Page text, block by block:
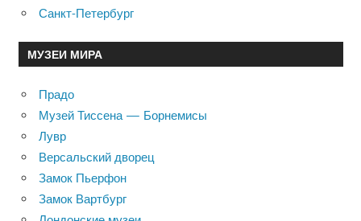
Санкт-Петербург
МУЗЕИ МИРА
Прадо
Музей Тиссена — Борнемисы
Лувр
Версальский дворец
Замок Пьерфон
Замок Вартбург